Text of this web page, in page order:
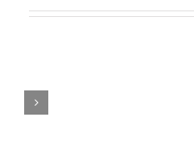
מדיניות